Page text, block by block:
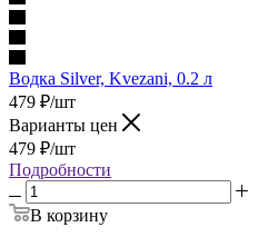
Водка Silver, Kvezani, 0.2 л
479 ₽/шт
Варианты цен
479 ₽/шт
Подробности
В корзину